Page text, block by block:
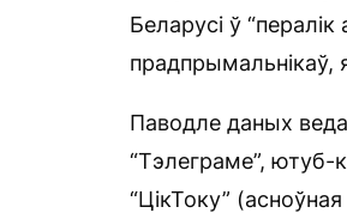
Беларусі ў
прадпрымальнікаў,
Паводле даных
“Тэлеграме”, ютуб-
“ЦікТоку”